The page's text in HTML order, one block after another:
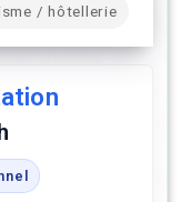
/ hôtellerie